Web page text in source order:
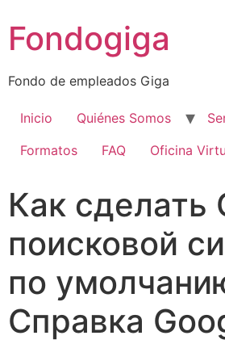
contenido
Fondogiga
Fondo de empleados Giga
Inicio Quiénes Somos
Formatos
FAQ Oficina
Как сделать
поисковой
по
Cправка